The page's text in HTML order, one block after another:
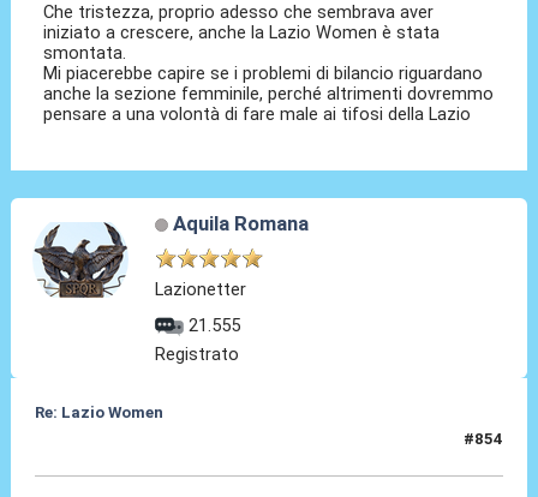
Che tristezza, proprio adesso che sembrava aver
iniziato a crescere, anche la Lazio Women è stata
smontata.
Mi piacerebbe capire se i problemi di bilancio riguardano
anche la sezione femminile, perché altrimenti dovremmo
pensare a una volontà di fare male ai tifosi della Lazio
Aquila Romana
Lazionetter
21.555
Registrato
Re: Lazio Women
#854